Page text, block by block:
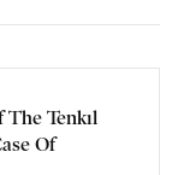
Tenkıl
Of